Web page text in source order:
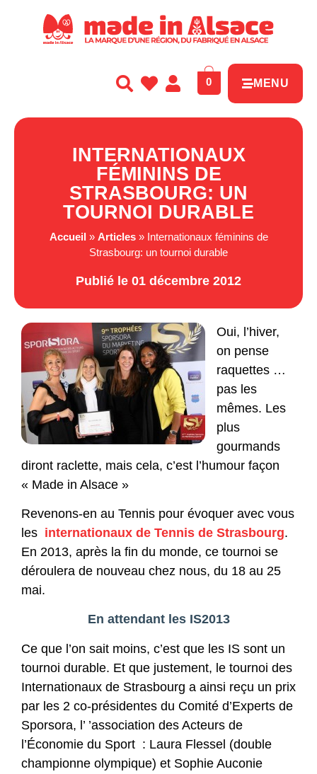
0 MENU
INTERNATIONAUX
FÉMININS DE
STRASBOURG: UN
TOURNOI DURABLE
Accueil » Articles» Internationaux féminins de
Strasbourg: un tournoi durable
Publié le 01 décembre 2012
Oui, l’hiver,
on pense
raquettes …
pas les
mêmes. Les
plus
gourmands
diront raclette, mais cela, c’est l’humour façon
« Made in Alsace »
Revenons-en au Tennis pour évoquer avec vous
les internationaux de Tennis de Strasbourg.
En 2013, après la fin du monde, ce tournoi se
déroulera de nouveau chez nous, du 18 au 25
mai.
En attendant les IS2013
Ce que l’on sait moins, c’est que les IS sont un
tournoi durable. Et que justement, le tournoi des
Internationaux de Strasbourg a ainsi reçu un prix
par les 2 co-présidentes du Comité d’Experts de
Sporsora, l’ ’association des Acteurs de
l’Économie du Sport : Laura Flessel (double
championne olympique) et Sophie Auconie